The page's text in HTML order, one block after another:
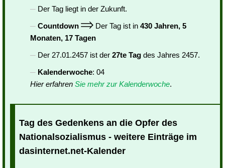
Der Tag liegt in der Zukunft.
Countdown
Der Tag ist in 430 Jahren, 5
Monaten, 17 Tagen
Der 27.01.2457 ist der 27te Tag des Jahres 2457.
Kalenderwoche: 04
Hier erfahren Sie mehr zur Kalenderwoche.
Tag des Gedenkens an die Opfer des
Nationalsozialismus - weitere Einträge im
dasinternet.net-Kalender